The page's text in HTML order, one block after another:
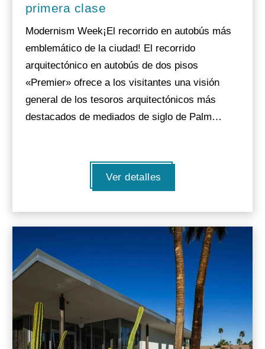
primera clase
Modernism Week¡El recorrido en autobús más
emblemático de la ciudad! El recorrido
arquitectónico en autobús de dos pisos
«Premier» ofrece a los visitantes una visión
general de los tesoros arquitectónicos más
destacados de mediados de siglo de Palm…
Ver detalles